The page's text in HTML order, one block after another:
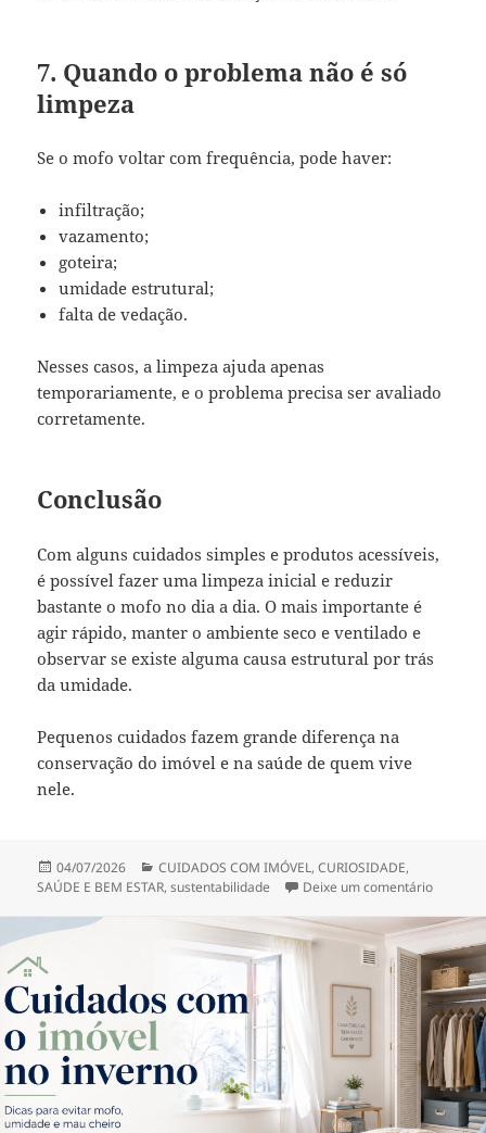
7. Quando o problema não é só
limpeza
Se o mofo voltar com frequência, pode haver:
infiltração;
vazamento;
goteira;
umidade estrutural;
falta de vedação.
Nesses casos, a limpeza ajuda apenas
temporariamente, e o problema precisa ser avaliado
corretamente.
Conclusão
Com alguns cuidados simples e produtos acessíveis,
é possível fazer uma limpeza inicial e reduzir
bastante o mofo no dia a dia. O mais importante é
agir rápido, manter o ambiente seco e ventilado e
observar se existe alguma causa estrutural por trás
da umidade.
Pequenos cuidados fazem grande diferença na
conservação do imóvel e na saúde de quem vive
nele.
Publicado
em
04/07/2026 Categorias
CUIDADOS COM IMÓVEL,CURIOSIDADE,
SAÚDE E BEM ESTAR,sustentabilidade Deixe um comentárioem